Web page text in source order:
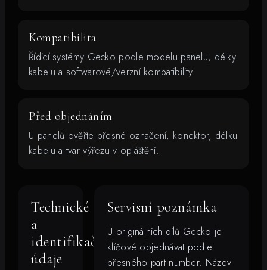
Kompatibilita
Řídicí systémy Gecko podle modelu panelu, délky
kabelu a softwarové/verzní kompatibility.
Před objednáním
U panelů ověřte přesné označení, konektor, délku
kabelu a tvar výřezu v opláštění.
Technické
a
identifikační
údaje
Servisní poznámka
U originálních dílů Gecko je
klíčové objednávat podle
přesného part number. Název